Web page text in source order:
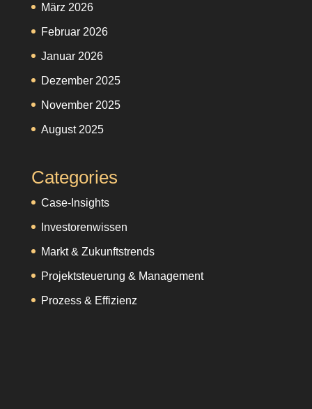
März 2026
Februar 2026
Januar 2026
Dezember 2025
November 2025
August 2025
Categories
Case-Insights
Investorenwissen
Markt & Zukunftstrends
Projektsteuerung & Management
Prozess & Effizienz